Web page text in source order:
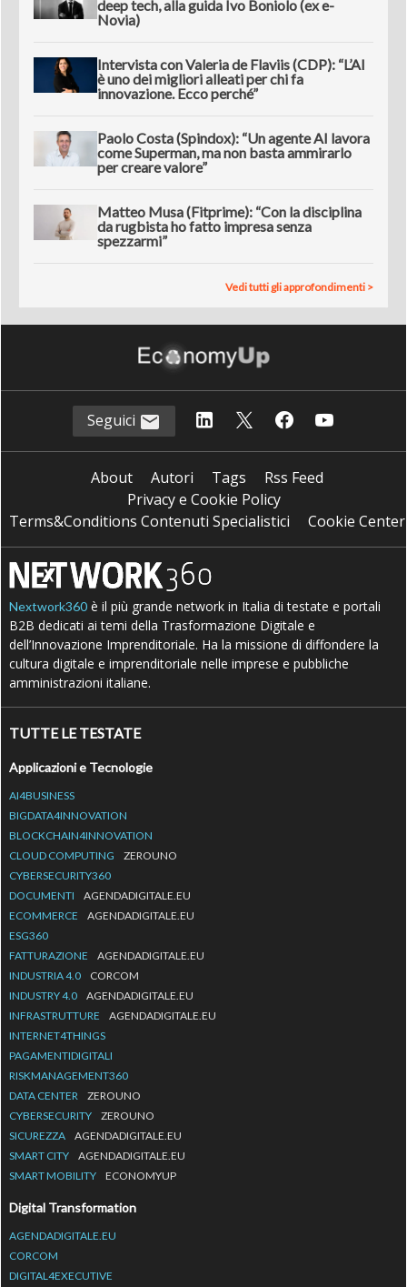
deep tech, alla guida Ivo Boniolo (ex e-
Novia)
Intervista con Valeria de Flaviis (CDP): “L’AI
è uno dei migliori alleati per chi fa
innovazione. Ecco perché”
Paolo Costa (Spindox): “Un agente AI lavora
come Superman, ma non basta ammirarlo
per creare valore”
Matteo Musa (Fitprime): “Con la disciplina
da rugbista ho fatto impresa senza
spezzarmi”
Vedi tutti gli approfondimenti >
Seguici
About Autori Tags
Rss Feed
Privacy e Cookie Policy
Terms&Conditions Contenuti Specialistici
Cookie Center
Nextwork360 è il più grande network in Italia di testate e portali
B2B dedicati ai temi della Trasformazione Digitale e
dell’Innovazione Imprenditoriale. Ha la missione di diffondere la
cultura digitale e imprenditoriale nelle imprese e pubbliche
amministrazioni italiane.
TUTTE LE TESTATE
Applicazioni e Tecnologie
AI4BUSINESS
BIGDATA4INNOVATION
BLOCKCHAIN4INNOVATION
CLOUD COMPUTING
ZEROUNO
CYBERSECURITY360
DOCUMENTI
AGENDADIGITALE.EU
ECOMMERCE
AGENDADIGITALE.EU
ESG360
FATTURAZIONE
AGENDADIGITALE.EU
INDUSTRIA 4.0
CORCOM
INDUSTRY 4.0
AGENDADIGITALE.EU
INFRASTRUTTURE
AGENDADIGITALE.EU
INTERNET4THINGS
PAGAMENTIDIGITALI
RISKMANAGEMENT360
DATA CENTER
ZEROUNO
CYBERSECURITY
ZEROUNO
SICUREZZA
AGENDADIGITALE.EU
SMART CITY
AGENDADIGITALE.EU
SMART MOBILITY
ECONOMYUP
Digital Transformation
AGENDADIGITALE.EU
CORCOM
DIGITAL4EXECUTIVE